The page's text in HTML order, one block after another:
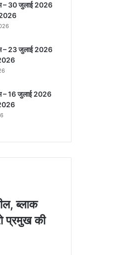
– 30 जुलाई 2026
– 23 जुलाई 2026
– 16 जुलाई 2026
ब्‍लाक
प्रमुख की